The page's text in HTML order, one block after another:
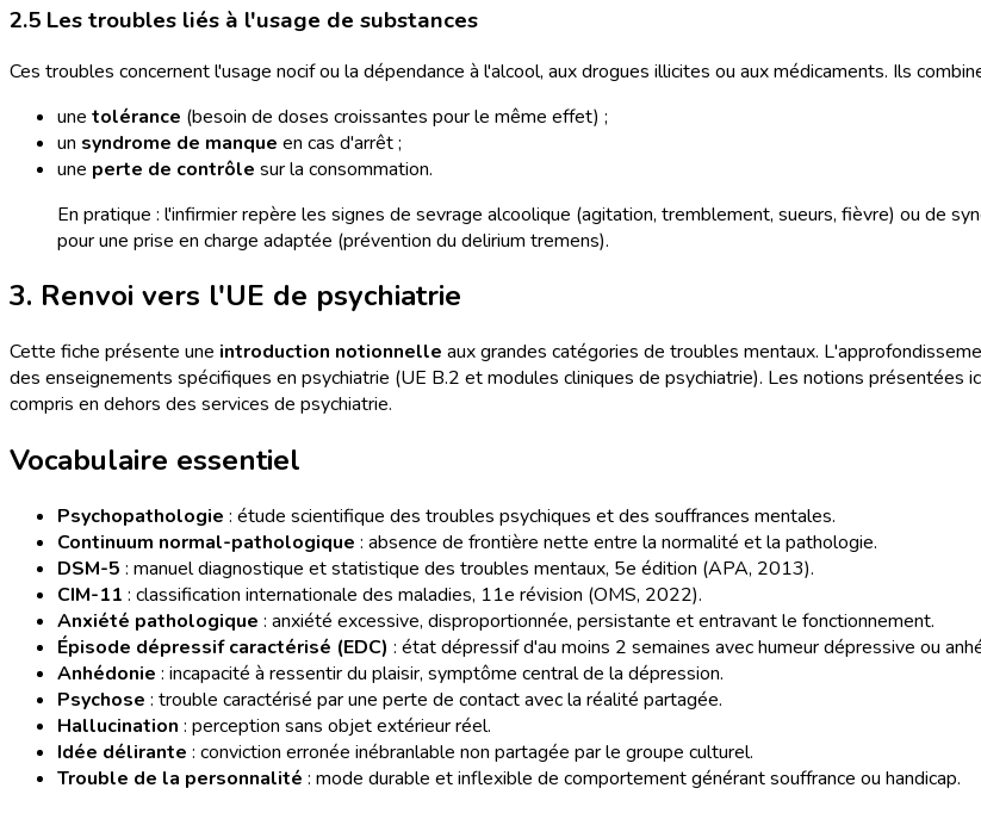
2.5 Les troubles liés à l'usage de substances
Ces troubles concernent l'usage nocif ou la dépendance à l'alcool, aux drogues illicites ou aux médicaments. Ils
une tolérance (besoin de doses croissantes pour le même effet) ;
un syndrome de manque en cas d'arrêt ;
une perte de contrôle sur la consommation.
En pratique : l'infirmier repère les signes de sevrage alcoolique (agitation, tremblement, sueurs, fièvre) ou de
pour une prise en charge adaptée (prévention du delirium tremens).
3. Renvoi vers l'UE de psychiatrie
Cette fiche présente une introduction notionnelle aux grandes catégories de troubles mentaux.
des enseignements spécifiques en psychiatrie (UE B.2 et modules cliniques de psychiatrie). Les notions
compris en dehors des services de psychiatrie.
Vocabulaire essentiel
Psychopathologie : étude scientifique des troubles psychiques et des souffrances mentales.
Continuum normal-pathologique : absence de frontière nette entre la normalité et la pathologie.
DSM-5 : manuel diagnostique et statistique des troubles mentaux, 5e édition (APA, 2013).
CIM-11 : classification internationale des maladies, 11e révision (OMS, 2022).
Anxiété pathologique : anxiété excessive, disproportionnée, persistante et entravant le fonctionnement.
Épisode dépressif caractérisé (EDC) : état dépressif d'au moins 2 semaines avec humeur dépressive ou
Anhédonie : incapacité à ressentir du plaisir, symptôme central de la dépression.
Psychose : trouble caractérisé par une perte de contact avec la réalité partagée.
Hallucination : perception sans objet extérieur réel.
Idée délirante : conviction erronée inébranlable non partagée par le groupe culturel.
Trouble de la personnalité : mode durable et inflexible de comportement générant souffrance ou handicap.